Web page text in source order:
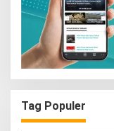
Tag Populer